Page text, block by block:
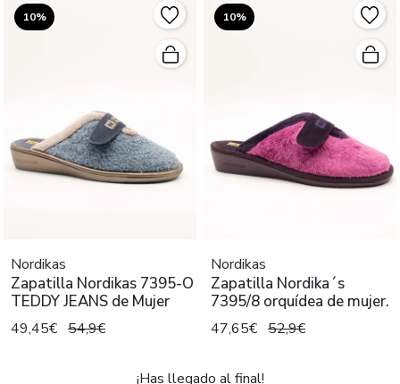
10%
Nordikas
Zapatilla Nordikas 7395-O
TEDDY JEANS de Mujer
49,45€ 54,9€
10%
Nordikas
Zapatilla Nordika´s
7395/8 orquídea de mujer.
47,65€ 52,9€
¡Has llegado al final!